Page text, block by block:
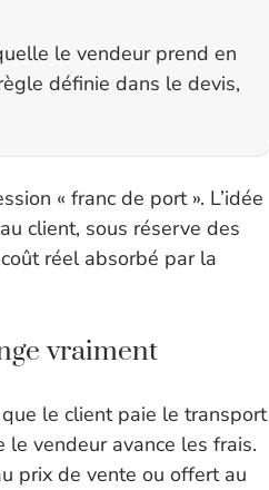
le vendeur prend en
définie dans le devis,
« franc de port ». L’idée
au client, sous réserve des
réel absorbé par la
vraiment
le client paie le transport
le vendeur avance les frais.
prix de vente ou offert au